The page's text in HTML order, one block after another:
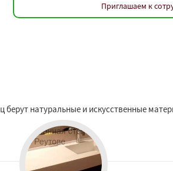
Приглашаем к
берут натуральные и искусственные